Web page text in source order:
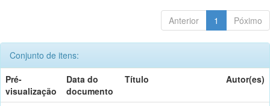
Anterior 1 Póximo
Conjunto de itens:
Pré-
visualização
Data do
documento
Título Autor(es)